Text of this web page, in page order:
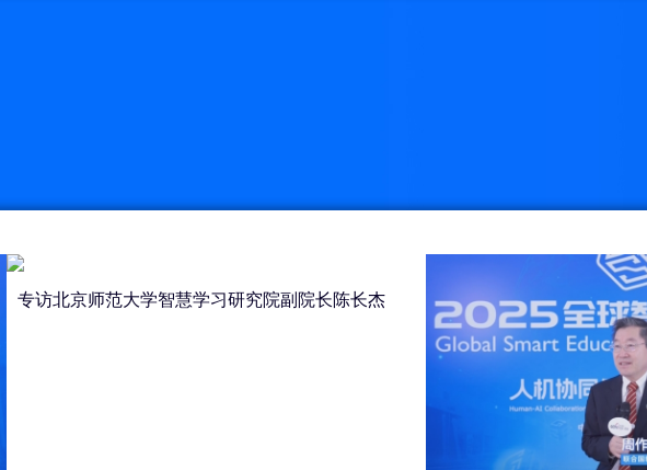
专访北京师范大学智慧学习研究院副院长陈长杰